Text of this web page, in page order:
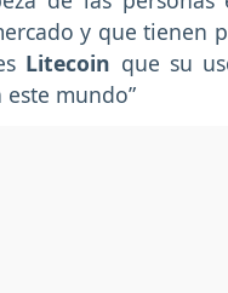
y que tienen
Litecoin que su
mundo”